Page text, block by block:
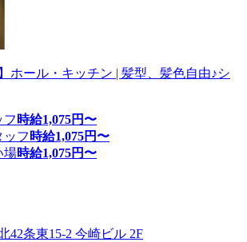
ホール・キッチン | 髪型、髪色自由♪シ
フ 時給1,075円〜
ッフ 時給1,075円〜
場時給1,075円〜
42条東15-2 今崎ビル 2F